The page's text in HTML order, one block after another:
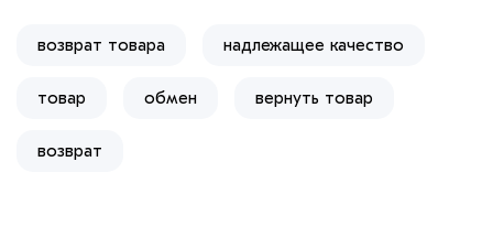
возврат товара надлежащее качество
товар обмен вернуть товар
возврат